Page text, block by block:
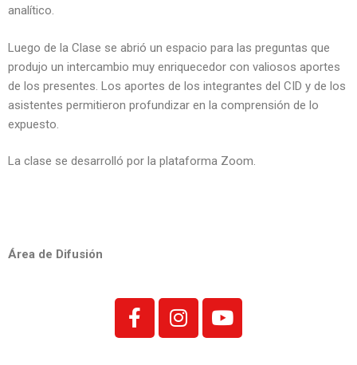
analítico.
Luego de la Clase se abrió un espacio para las preguntas que
produjo un intercambio muy enriquecedor con valiosos aportes
de los presentes. Los aportes de los integrantes del CID y de los
asistentes permitieron profundizar en la comprensión de lo
expuesto.
La clase se desarrolló por la plataforma Zoom.
Área de Difusión